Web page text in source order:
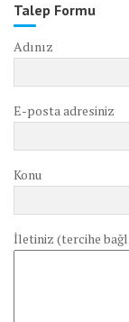
Talep Formu
Adınız
E-posta adresiniz
Konu
İletiniz (tercihe